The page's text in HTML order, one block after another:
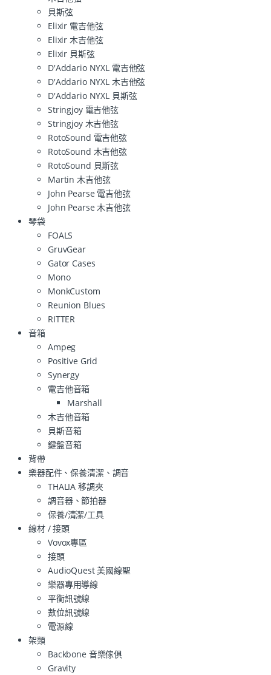
貝斯弦
Elixir 電吉他弦
Elixir 木吉他弦
Elixir 貝斯弦
D'Addario NYXL 電吉他弦
D'Addario NYXL 木吉他弦
D'Addario NYXL 貝斯弦
Stringjoy 電吉他弦
Stringjoy 木吉他弦
RotoSound 電吉他弦
RotoSound 木吉他弦
RotoSound 貝斯弦
Martin 木吉他弦
John Pearse 電吉他弦
John Pearse 木吉他弦
琴袋
FOALS
GruvGear
Gator Cases
Mono
MonkCustom
Reunion Blues
RITTER
音箱
Ampeg
Positive Grid
Synergy
電吉他音箱
Marshall
木吉他音箱
貝斯音箱
鍵盤音箱
背帶
樂器配件、保養清潔、調音
THALIA 移調夾
調音器、節拍器
保養/清潔/工具
線材 / 接頭
Vovox專區
接頭
AudioQuest 美國線聖
樂器專用導線
平衡訊號線
數位訊號線
電源線
架類
Backbone 音樂傢俱
Gravity